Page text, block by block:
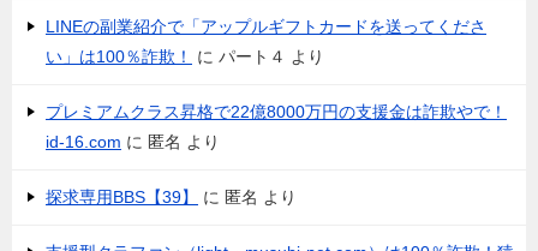
LINEの副業紹介で「アップルギフトカードを送ってくださ
い」は100％詐欺！
に パート４ より
プレミアムクラス昇格で22億8000万円の支援金は詐欺やで！
id-16.com に 匿名 より
探求専用BBS【39】 に 匿名 より